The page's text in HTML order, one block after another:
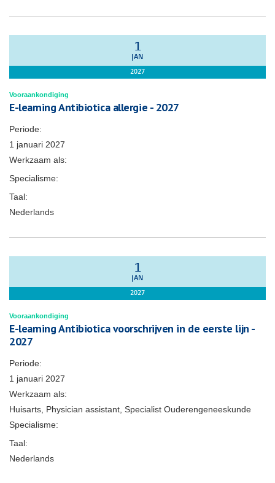
1
JAN
2027
Vooraankondiging
E-learning Antibiotica allergie - 2027
Periode:
1 januari 2027
Werkzaam als:
Specialisme:
Taal:
Nederlands
1
JAN
2027
Vooraankondiging
E-learning Antibiotica voorschrijven in de eerste lijn -
2027
Periode:
1 januari 2027
Werkzaam als:
Huisarts, Physician assistant, Specialist Ouderengeneeskunde
Specialisme:
Taal:
Nederlands